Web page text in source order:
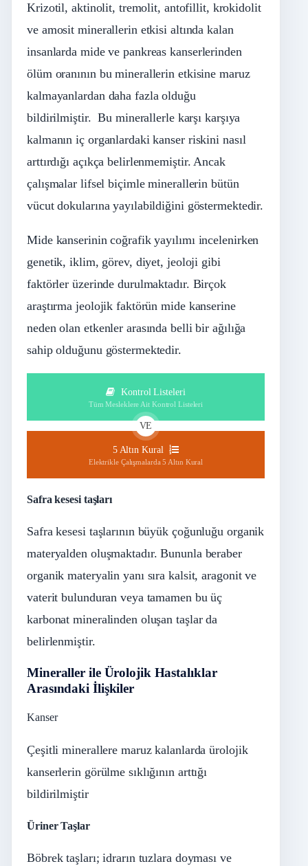
Krizotil, aktinolit, tremolit, antofillit, krokidolit
ve amosit minerallerin etkisi altında kalan
insanlarda mide ve pankreas kanserlerinden
ölüm oranının bu minerallerin etkisine maruz
kalmayanlardan daha fazla olduğu
bildirilmiştir. Bu minerallerle karşı karşıya
kalmanın iç organlardaki kanser riskini nasıl
arttırdığı açıkça belirlenmemiştir. Ancak
çalışmalar lifsel biçimle minerallerin bütün
vücut dokularına yayılabildiğini göstermektedir.
Mide kanserinin coğrafik yayılımı incelenirken
genetik, iklim, görev, diyet, jeoloji gibi
faktörler üzerinde durulmaktadır. Birçok
araştırma jeolojik faktörün mide kanserine
neden olan etkenler arasında belli bir ağılığa
sahip olduğunu göstermektedir.
Kontrol Listeleri
Tüm Mesleklere Ait Kontrol Listeleri
VE
5 Altın Kural
Elektrikle Çalışmalarda 5 Altın Kural
Safra kesesi taşları
Safra kesesi taşlarının büyük çoğunluğu organik
materyalden oluşmaktadır. Bununla beraber
organik materyalin yanı sıra kalsit, aragonit ve
vaterit bulunduran veya tamamen bu üç
karbonat mineralinden oluşan taşlar da
belirlenmiştir.
Mineraller ile Ürolojik Hastalıklar
Arasındaki İlişkiler
Kanser
Çeşitli minerallere maruz kalanlarda ürolojik
kanserlerin görülme sıklığının arttığı
bildirilmiştir
Üriner Taşlar
Böbrek taşları; idrarın tuzlara doyması ve